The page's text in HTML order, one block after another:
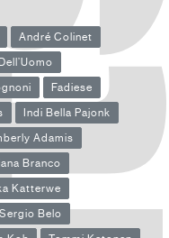
André Colinet
Fadiese
Indi Bella Pajonk
Adamis
Branco
Katterwe
Sergio Belo